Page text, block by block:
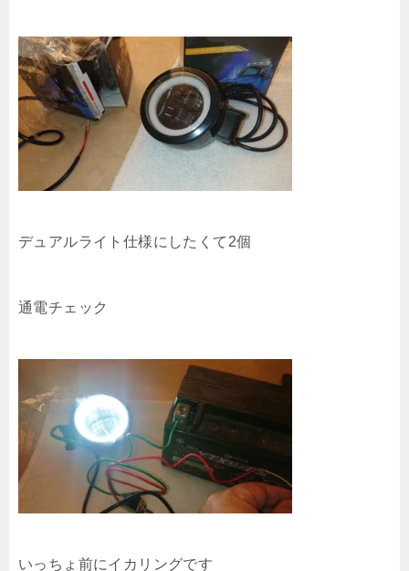
デュアルライト仕様にしたくて2個
通電チェック
いっちょ前にイカリングです